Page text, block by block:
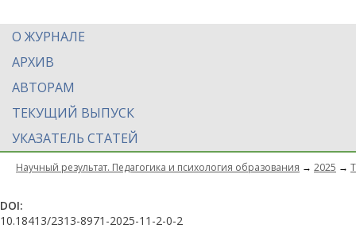
О ЖУРНАЛЕ
АРХИВ
АВТОРАМ
ТЕКУЩИЙ ВЫПУСК
УКАЗАТЕЛЬ СТАТЕЙ
Научный результат. Педагогика и психология образования → 2025 →
DOI:
10.18413/2313-8971-2025-11-2-0-2